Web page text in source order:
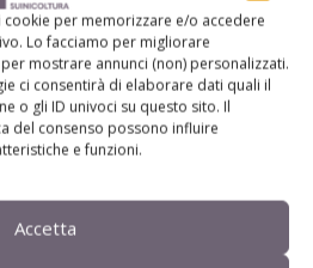
per memorizzare e/o accedere
Lo facciamo per migliorare
mostrare annunci (non) personalizzati.
ci consentirà di elaborare dati quali il
o gli ID univoci su questo sito. Il
del consenso possono influire
e funzioni.
Accetta